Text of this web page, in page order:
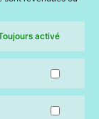
activé
d’un vin